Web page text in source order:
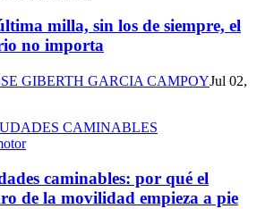
milla, sin los de siempre, el
no importa
GIBERTH GARCIA CAMPOYJul 02,
caminables: por qué el
de la movilidad empieza a pie